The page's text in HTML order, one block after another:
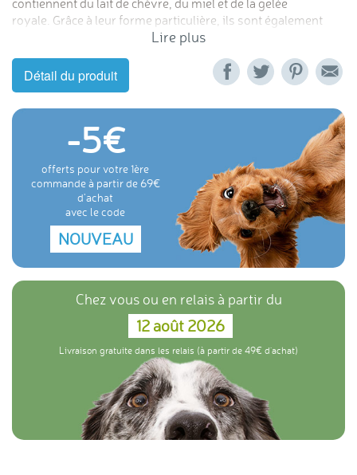
contiennent du lait de chèvre, du miel et de la gelée
royale. Grâce à leur forme particulière, ils sont également
utiles pour stimuler la mastication. Source de calcium, sans
Lire plus
Détail du produit
-5
offerts pour votre 1ère
commande à partir de 69
d'achat
avec le code
NOUVEAU
Chez vous ou en relais à partir du
12 août 2026
Livraison gratuite dans les relais (à partir de 49€ d'achat)